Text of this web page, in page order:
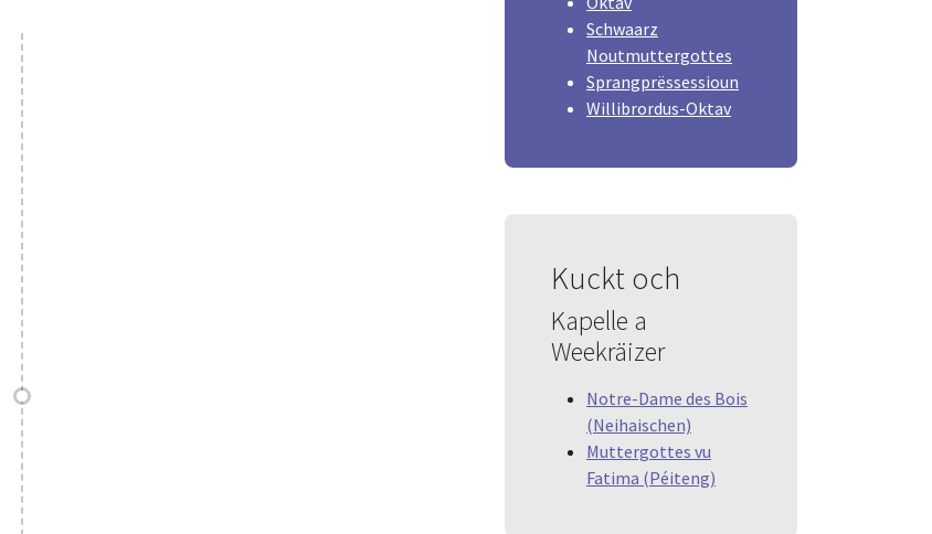
Schwaarz
Noutmuttergottes
Sprangprëssessioun
Willibrordus-Oktav
Kuckt och
Kapelle a
Weekräizer
Notre-Dame des Bois
(Neihaischen)
Muttergottes vu
Fatima (Péiteng)